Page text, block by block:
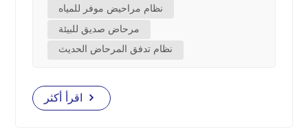
الزرين، يتم تفعيل حجم تدفق مختلف بناءً على آلية الصمام الداخلية.
توفير المياه. مقارنةً بالمراحيض التقليدية ذات الزر الواحد أو الرافعة
التي تستهلك كمية ثابتة من المياه في كل دورة سحب، أنظمة
سنويًا. على سبيل المثال، إذا استخدم شخص المرحاض خمس
مرات يوميًا واختار السحب الأقل ثلاث مرات، فإن هذا وحده قد يوفر
نظام مراحيض موفر للمياه
مرحاض صديق للبيئة
نظام تدفق المرحاض الحديث
اقرأ أكثر